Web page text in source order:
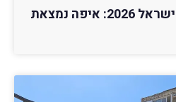
מפת ההזדמנויות של ישראל 2026: איפה נמצאת